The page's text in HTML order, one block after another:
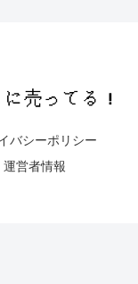
バシーポリシー
運営者情報